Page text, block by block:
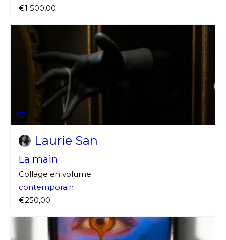
€1 500,00
Laurie San
La main
Collage en volume
contemporain
€250,00